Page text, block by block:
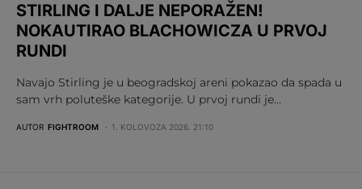
STIRLING I DALJE NEPORAŽEN!
NOKAUTIRAO BLACHOWICZA U PRVOJ
RUNDI
Navajo Stirling je u beogradskoj areni pokazao da spada u
sam vrh poluteške kategorije. U prvoj rundi je…
AUTOR FIGHTROOM 1. KOLOVOZA 2026. 21:10